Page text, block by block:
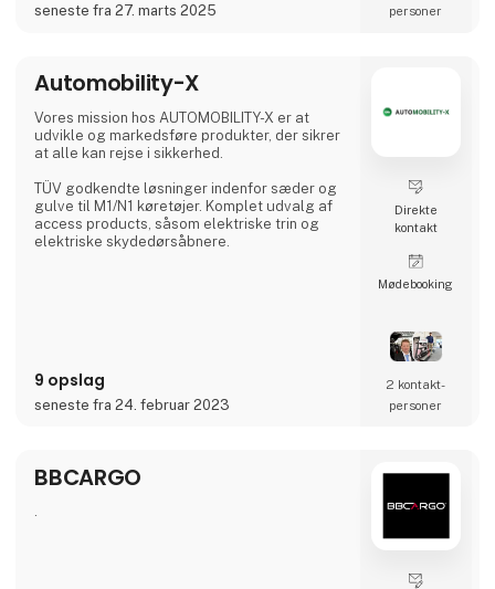
seneste fra 27. marts 2025
personer
Automobility-X
Vores mission hos AUTOMOBILITY-X er at
udvikle og markedsføre produkter, der sikrer
at alle kan rejse i sikkerhed.
TÜV godkendte løsninger indenfor sæder og
gulve til M1/N1 køretøjer. Komplet udvalg af
access products, såsom elektriske trin og
elektriske skydedørsåbnere.
9 opslag
seneste fra 24. februar 2023
Direkte
kontakt
Møde­booking
2 kontakt­
personer
BBCARGO
.